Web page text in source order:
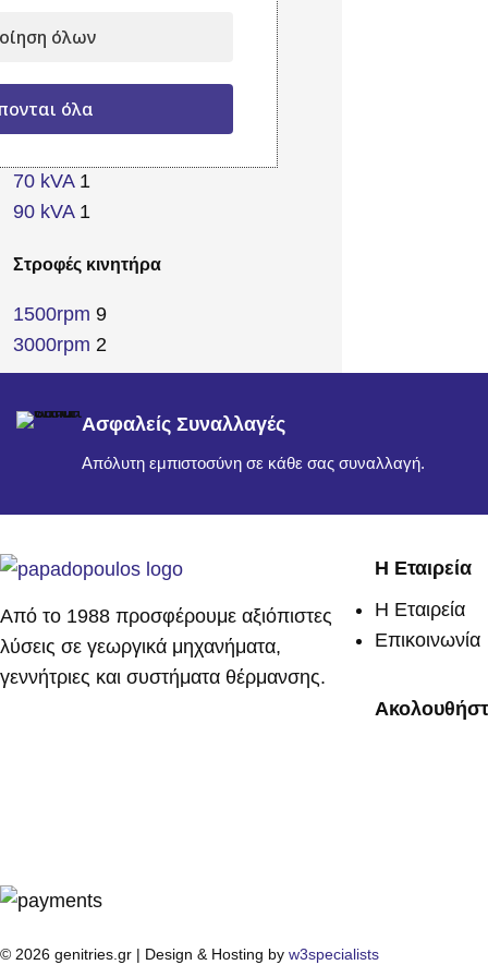
180 kVA
25 kVA 1
40 kVA 1
70 kVA 1
90 kVA 1
Στροφές κινητήρα
1500rpm 9
3000rpm 2
Ασφαλείς Συναλλαγές
Απόλυτη εμπιστοσύνη σε κάθε σας συναλλαγή.
Από το 1988 προσφέρουμε αξιόπιστες
λύσεις σε γεωργικά μηχανήματα,
γεννήτριες και συστήματα θέρμανσης.
Η Εταιρεία
Η Εταιρεία
Επικοινωνία
© 2026 genitries.gr | Design & Hosting by w3specialists
όλων
όλα